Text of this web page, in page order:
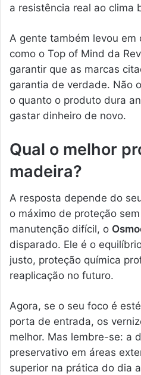
a resistência real ao clima
A gente também levou em
como o Top of Mind da
garantir que as marcas
garantia de verdade. Não
o quanto o produto dura
gastar dinheiro de novo.
Qual o melhor
madeira?
A resposta depende do
o máximo de proteção
manutenção difícil, o
disparado. Ele é o
justo, proteção química
reaplicação no futuro.
Agora, se o seu foco é
porta de entrada, os
melhor. Mas lembre-se: a
preservativo em áreas
superior na prática do dia